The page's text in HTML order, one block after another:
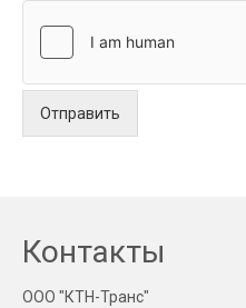
Отправить
Контакты
ООО "КТН-Транс"